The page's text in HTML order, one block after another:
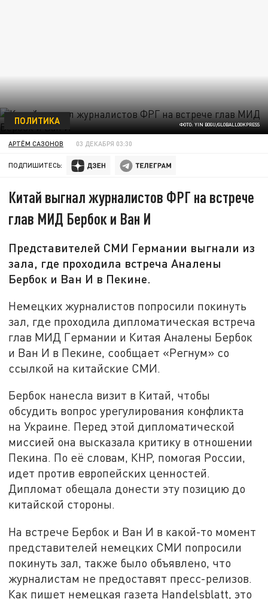
ФОТО: YIN BOGU/GLOBALLOOKPRESS
ПОЛИТИКА
АРТЁМ САЗОНОВ 03 ДЕКАБРЯ 03:30
ПОДПИШИТЕСЬ:
Китай выгнал журналистов ФРГ на встрече
глав МИД Бербок и Ван И
Представителей СМИ Германии выгнали из
зала, где проходила встреча Аналены
Бербок и Ван И в Пекине.
Немецких журналистов попросили покинуть
зал, где проходила дипломатическая встреча
глав МИД Германии и Китая Аналены Бербок
и Ван И в Пекине, сообщает «Регнум» со
ссылкой на китайские СМИ.
Бербок нанесла визит в Китай, чтобы
обсудить вопрос урегулирования конфликта
на Украине. Перед этой дипломатической
миссией она высказала критику в отношении
Пекина. По её словам, КНР, помогая России,
идет против европейских ценностей.
Дипломат обещала донести эту позицию до
китайской стороны.
На встрече Бербок и Ван И в какой-то момент
представителей немецких СМИ попросили
покинуть зал, также было объявлено, что
журналистам не предоставят пресс-релизов.
Как пишет немецкая газета Handelsblatt, это